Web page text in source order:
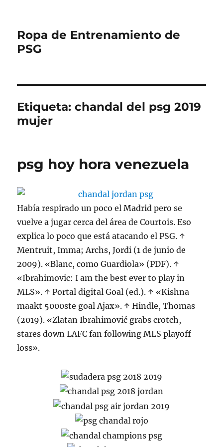
Ropa de Entrenamiento de
PSG
Etiqueta:chandal del psg 2019
mujer
psg hoy hora venezuela
Había respirado un poco el Madrid pero se
vuelve a jugar cerca del área de Courtois. Eso
explica lo poco que está atacando el PSG. ↑
Mentruit, Imma; Archs, Jordi (1 de junio de
2009). «Blanc, como Guardiola» (PDF). ↑
«Ibrahimovic: I am the best ever to play in
MLS». ↑ Portal digital Goal (ed.). ↑ «Kishna
maakt 5000ste goal Ajax». ↑ Hindle, Thomas
(2019). «Zlatan Ibrahimović grabs crotch,
stares down LAFC fan following MLS playoff
loss».